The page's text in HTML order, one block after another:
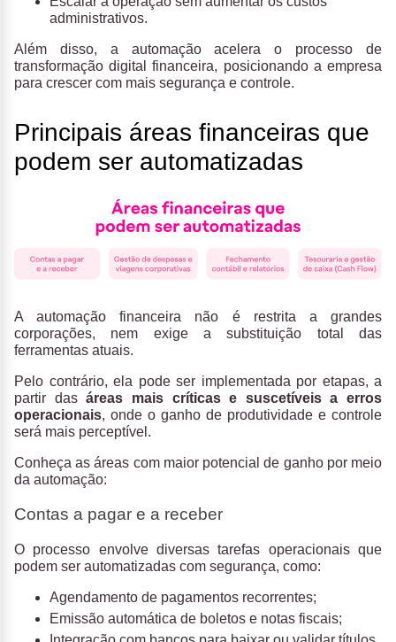
administrativos.
Além disso, a automação acelera o processo de
transformação digital financeira, posicionando a empresa
para crescer com mais segurança e controle.
Principais áreas financeiras que
podem ser automatizadas
A automação financeira não é restrita a grandes
corporações, nem exige a substituição total das
ferramentas atuais.
Pelo contrário, ela pode ser implementada por etapas, a
partir dasáreas mais críticas e suscetíveis a erros
operacionais, onde o ganho de produtividade e controle
será mais perceptível.
Conheça as áreas com maior potencial de ganho por meio
da automação:
Contas a pagar e a receber
O processo envolve diversas tarefas operacionais que
podem ser automatizadas com segurança, como:
Agendamento de pagamentos recorrentes;
Emissão automática de boletos e notas fiscais;